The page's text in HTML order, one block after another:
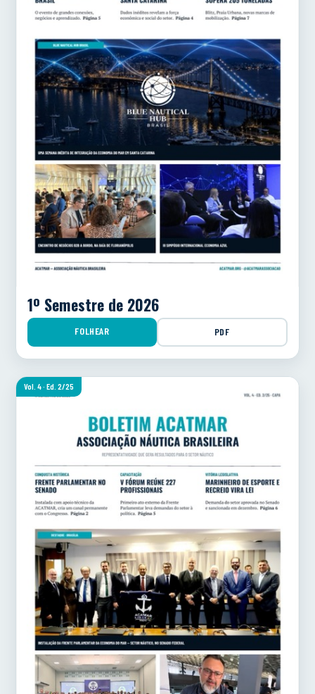
1º Semestre de 2026
FOLHEAR PDF
Vol. 4 · Ed. 2/25